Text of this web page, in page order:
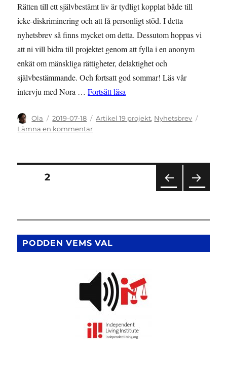
Rätten till ett självbestämt liv är tydligt kopplat både till
icke-diskriminering och att få personligt stöd. I detta
nyhetsbrev så finns mycket om detta. Dessutom hoppas vi
att ni vill bidra till projektet genom att fylla i en anonym
enkät om mänskliga rättigheter, delaktighet och
självbestämmande. Och fortsatt god sommar! Läs vår
intervju med Nora …Fortsätt läsa
Författare
Ola
Publicerat
den
2019-07-18 Kategorier
Artikel 19 projekt, Nyhetsbrev
Lämna en kommentartill
Sverige
med
ett
självbestämt
liv?
Sidnumrering
inlägg
SIDA
SIDA2
PODDEN VEMS VAL